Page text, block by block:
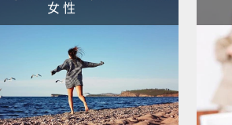
tailored to the needs of
幸好，全世界正在打擊隱性
子，DSM 的營養改善計畫是
我們對「品質生活」的承諾
發出可靠、可負擔且營養豐
女 性